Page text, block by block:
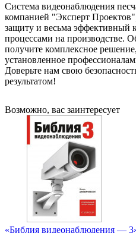
Система видеонаблюдения
компанией "Эксперт
защиту и весьма эффективный
процессами на производстве.
получите комплексное
установленное
Доверьте нам свою
результатом!
Возможно, вас заинтересует
«Библия видеонаблюдения —